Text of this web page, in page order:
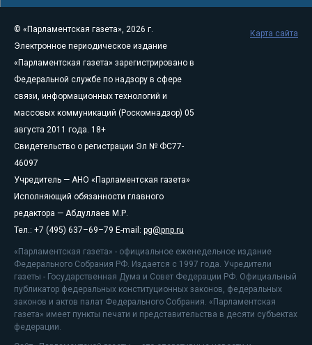
© «Парламентская газета», 2026 г.
Электронное периодическое издание
«Парламентская газета» зарегистрировано в
Федеральной службе по надзору в сфере
связи, информационных технологий и
массовых коммуникаций (Роскомнадзор) 05
августа 2011 года. 18+
Свидетельство о регистрации Эл № ФС77-
46097
Учредитель — АНО «Парламентская газета»
Исполняющий обязанности главного
редактора — Абдуллаев М.Р.
Тел.: +7 (495) 637–69–79 E-mail: pg@pnp.ru
«Парламентская газета» - официальное еженедельное издание
Федерального Собрания РФ. Издается с 1997 года. Учредители
газеты - Государственная Дума и Совет Федерации РФ. Официальный
публикатор федеральных конституционных законов, федеральных
законов и актов палат Федерального Собрания. «Парламентская
газета» имеет пункты печати и представительства в десяти субъектах
федерации.
Карта сайта